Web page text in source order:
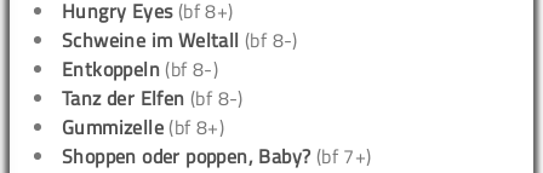
Hungry Eyes(bf 8+)
Schweine im Weltall (bf 8-)
Entkoppeln (bf 8-)
Tanz der Elfen (bf 8-)
Gummizelle (bf 8+)
Shoppen oder poppen, Baby? (bf 7+)